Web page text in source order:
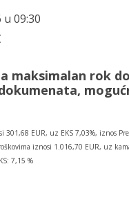
u 09:30
maksimalan rok
EUR, uz EKS 7,03%, iznos
iznosi 1.016,70 EUR, uz
7,15 %